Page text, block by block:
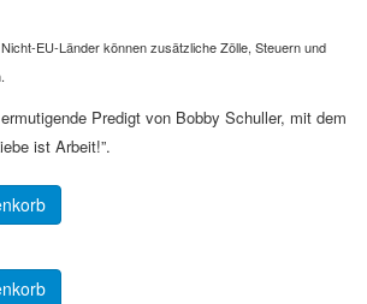
EU-Länder können zusätzliche Zölle, Steuern und
Predigt von Bobby Schuller, mit dem
ist Arbeit!”.